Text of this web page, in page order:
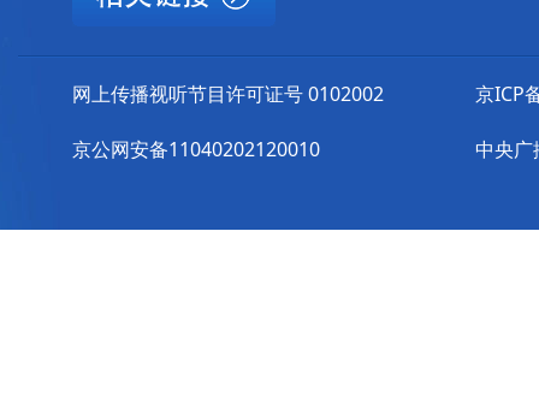
网上传播视听节目许可证号 0102002
京公网安备11040202120010
京ICP
中央广